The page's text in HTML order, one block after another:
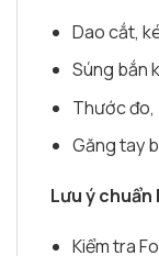
Dao cắt,
Súng bắn
Thước đo,
Găng tay
Lưu ý chuẩn
Kiểm tra